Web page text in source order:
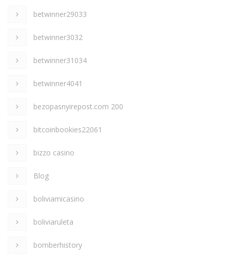
betwinner29033
betwinner3032
betwinner31034
betwinner4041
bezopasnyirepost.com 200
bitcoinbookies22061
bizzo casino
Blog
boliviamicasino
boliviaruleta
bomberhistory